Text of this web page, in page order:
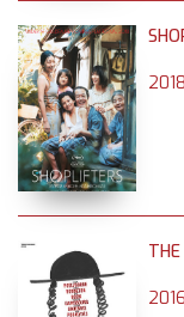
2018
2016